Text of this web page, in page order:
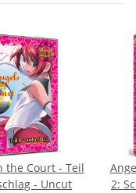
the Court - Teil
- Uncut
2: